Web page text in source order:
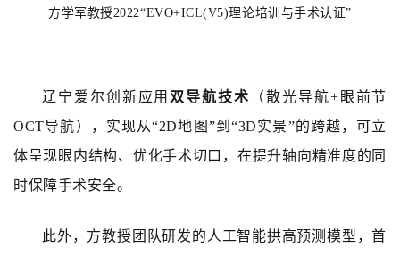
方学军教授2022“EVO+ICL(V5)理论培训与手术认证”
辽宁爱尔创新应用 双导航技术
（散光导航+眼前节
OCT导航），实现从“2D地图”到“3D实景”的跨越，可立
体呈现眼内结构、优化手术切口，在提升轴向精准度的同
时保障手术安全。
此外，方教授团队研发的 人工智能拱高预测模型 ，首